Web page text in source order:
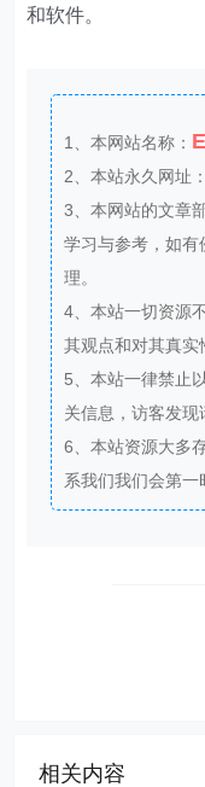
和软件。
1、本网站名称：
2、本站永久网址：
3、本网站的文章
学习与参考，如有
理。
4、本站一切资源
其观点和对其真实
5、本站一律禁止
关信息，访客发现
6、本站资源大多
系我们我们会第一
相关内容